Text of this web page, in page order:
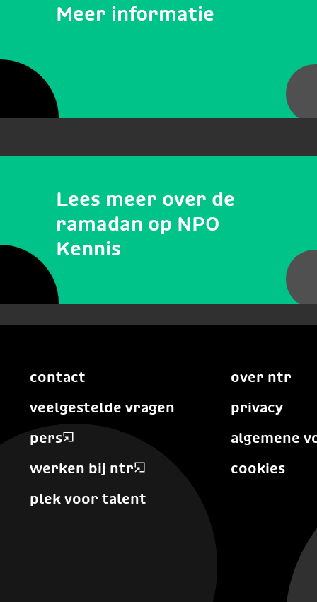
Meer informatie
Lees meer over de
ramadan op NPO
Kennis
contact
veelgestelde vragen
pers
werken bij ntr
plek voor talent
over ntr
privacy
algemene
cookies